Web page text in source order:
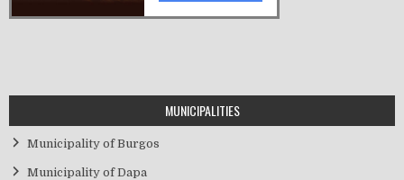
MUNICIPALITIES
Municipality of Burgos
Municipality of Dapa